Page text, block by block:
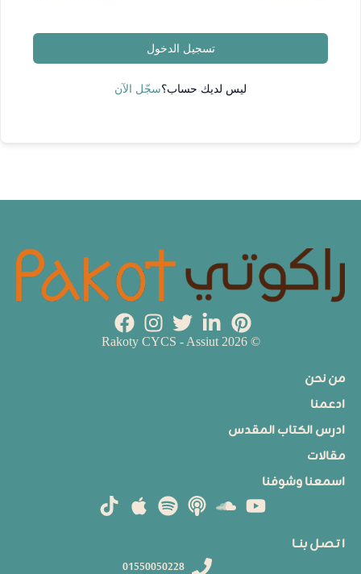
تسجيل الدخول
ليس لديك حساب؟سجّل الآن
ا تـصـل بنــا
01550050228
من نحن
ادعمنا
ادرس الكتاب المقدس
مقالات
اسمعنا وشوفنا
© 2026 Rakoty CYCS - Assiut